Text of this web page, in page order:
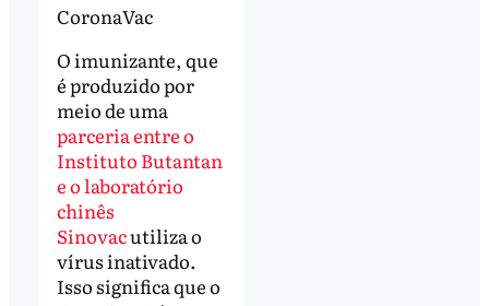
CoronaVac
O imunizante, que
é produzido por
meio de uma
parceria entre o
Instituto Butantan
e o laboratório
chinês
Sinovacutiliza o
vírus inativado.
Isso significa que o